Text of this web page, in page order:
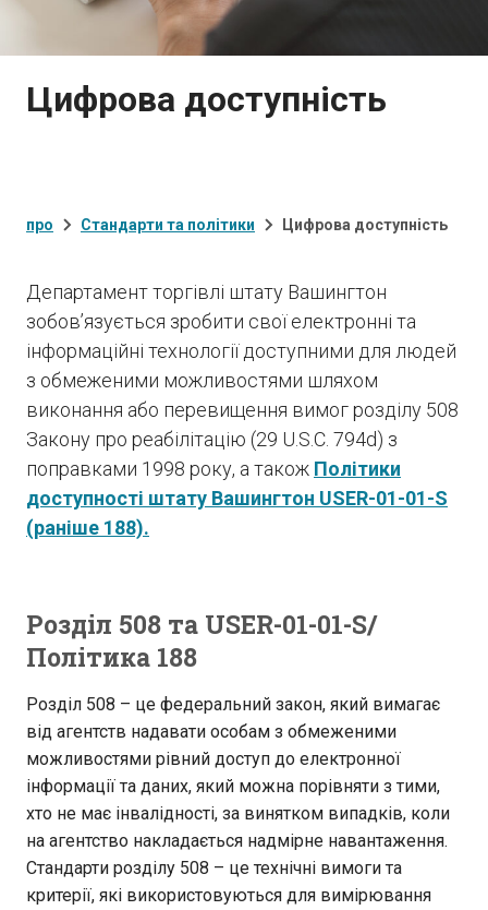
Цифрова доступність
про Стандарти та політики Цифрова доступність
Департамент торгівлі штату Вашингтон
зобов’язується зробити свої електронні та
інформаційні технології доступними для людей
з обмеженими можливостями шляхом
виконання або перевищення вимог розділу 508
Закону про реабілітацію (29 U.S.C. 794d) з
поправками 1998 року, а також Політики
доступності штату Вашингтон USER-01-01-S
(раніше 188).
Розділ 508 та USER-01-01-S/
Політика 188
Розділ 508 – це федеральний закон, який вимагає
від агентств надавати особам з обмеженими
можливостями рівний доступ до електронної
інформації та даних, який можна порівняти з тими,
хто не має інвалідності, за винятком випадків, коли
на агентство накладається надмірне навантаження.
Стандарти розділу 508 – це технічні вимоги та
критерії, які використовуються для вимірювання